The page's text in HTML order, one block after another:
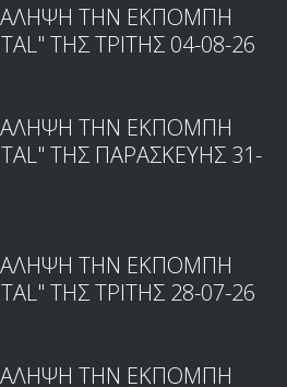
ΤΗΝ ΕΚΠΟΜΠΗ
ΤΗΣ ΤΡΙΤΗΣ 04-08-26
ΤΗΝ ΕΚΠΟΜΠΗ
ΤΗΣ ΠΑΡΑΣΚΕΥΗΣ 31-
ΤΗΝ ΕΚΠΟΜΠΗ
ΤΗΣ ΤΡΙΤΗΣ 28-07-26
ΤΗΝ ΕΚΠΟΜΠΗ